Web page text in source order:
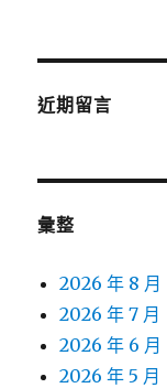
近期留言
彙整
2026 年 8 月
2026 年 7 月
2026 年 6 月
2026 年 5 月